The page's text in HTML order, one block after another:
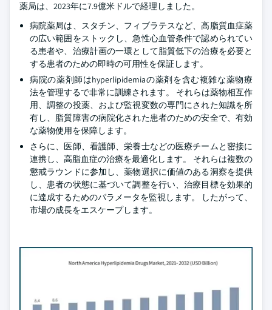
薬局は、2023年に7.9億米ドルで経理しました。
病院薬局は、スタチン、フィブラテスなど、高脂質血症薬
の広い範囲をストックし、急性心血管条件で認められてい
る患者や、治療計画の一環として脂質低下の治療を必要と
する患者のための即時の可用性を保証します。
病院の薬剤師はhyperlipidemiaの薬剤を含む複雑な薬物療
法を管理するで非常に訓練されます。 それらは薬物相互作
用、調整の投薬、および監視変数の専門にされた知識を所
有し、脂質障害の病院化された患者のための安全で、有効
な薬物使用を保障します。
さらに、医師、看護師、栄養士などの医療チームと密接に
連携し、高脂血症の治療を最適化します。 それらは複数の
懲戒ラウンドに参加し、薬物選択に価値のある洞察を提供
し、患者の状態に基づいて調整を行い、治療目標を効果的
に達成するためのパラメータを監視します。 したがって、
市場の成長をエスケープします。